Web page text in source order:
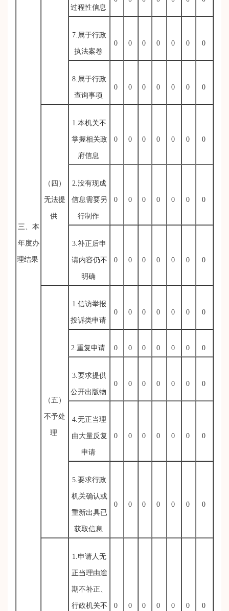
三、本
年度办
理结果
过程性信息
7.属于行政
执法案卷
0 0 0 0 0 0 0
8.属于行政
查询事项
0 0 0 0 0 0 0
（四）
无法提
供
1.本机关不
掌握相关政
府信息
0 0 0 0 0 0 0
2.没有现成
信息需要另
行制作
0 0 0 0 0 0 0
3.补正后申
请内容仍不
明确
0 0 0 0 0 0 0
（五）
不予处
理
1.信访举报
投诉类申请
0 0 0 0 0 0 0
2.重复申请 0 0 0 0 0 0 0
3.要求提供
公开出版物
0 0 0 0 0 0 0
4.无正当理
由大量反复
申请
0 0 0 0 0 0 0
5.要求行政
机关确认或
重新出具已
获取信息
0 0 0 0 0 0 0
1.申请人无
正当理由逾
期不补正、
行政机关不 0 0 0 0 0 0 0